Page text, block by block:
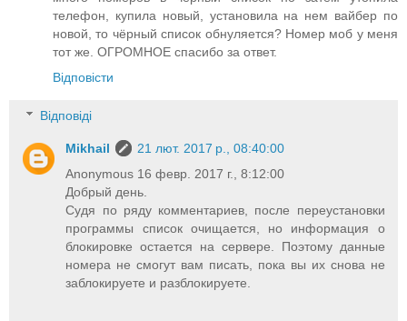
телефон, купила новый, установила на нем вайбер по
новой, то чёрный список обнуляется? Номер моб у меня
тот же. ОГРОМНОЕ спасибо за ответ.
Відповісти
Відповіді
Mikhail
21 лют. 2017 р., 08:40:00
Anonymous 16 февр. 2017 г., 8:12:00
Добрый день.
Судя по ряду комментариев, после переустановки
программы список очищается, но информация о
блокировке остается на сервере. Поэтому данные
номера не смогут вам писать, пока вы их снова не
заблокируете и разблокируете.